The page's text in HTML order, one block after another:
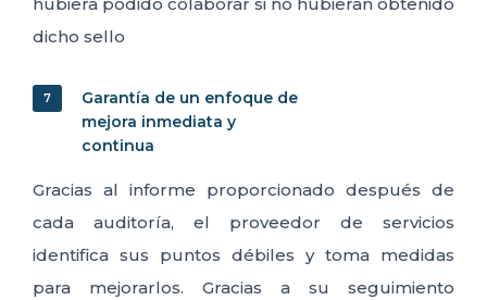
hubiera podido colaborar si no hubieran obtenido
dicho sello
Garantía de un enfoque de
mejora inmediata y
continua
Gracias al informe proporcionado después de
cada auditoría, el proveedor de servicios
identifica sus puntos débiles y toma medidas
para mejorarlos. Gracias a su seguimiento
7